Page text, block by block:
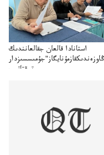
استانادا قالعان جقالعانندىك
توقتاتىپ